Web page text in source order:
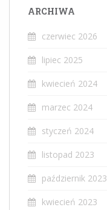
ARCHIWA
czerwiec 2026
lipiec 2025
kwiecień 2024
marzec 2024
styczeń 2024
listopad 2023
październik 2023
kwiecień 2023